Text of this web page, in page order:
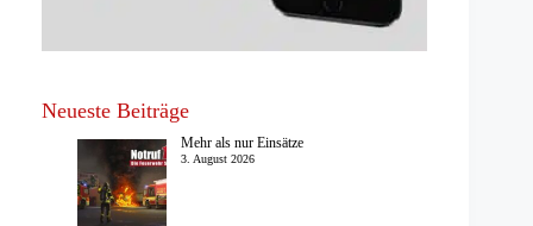
Neueste Beiträge
Mehr als nur Einsätze
3. August 2026